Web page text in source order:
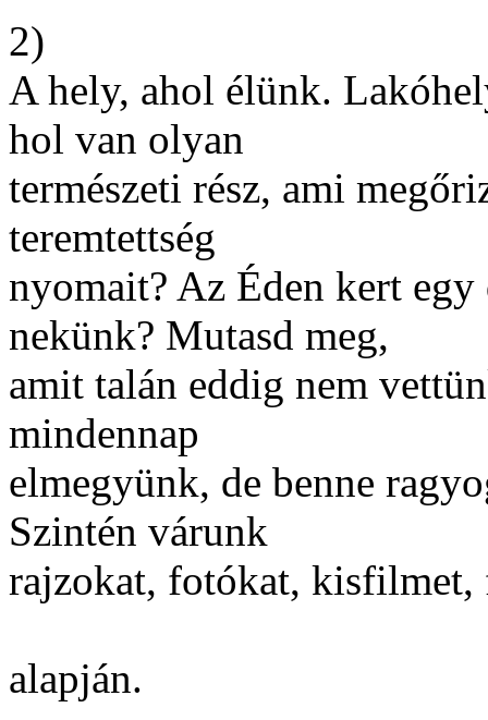
2)
A hely, ahol élünk.
hol van olyan
természeti rész, ami
teremtettség
nyomait? Az Éden kert
nekünk? Mutasd meg,
amit talán eddig nem
mindennap
elmegyünk, de benne
Szintén várunk
rajzokat, fotókat, kisfilmet,
alapján.